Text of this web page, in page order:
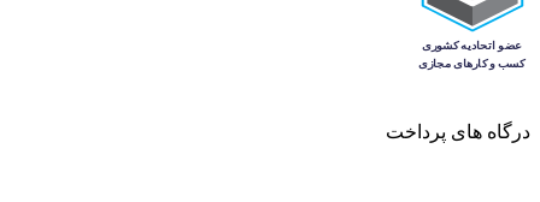
درگاه های پرداخت